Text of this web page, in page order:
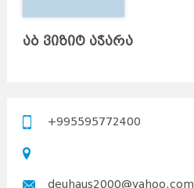
აბ ვიზიტ აჭარა
+995595772400
deuhaus2000@yahoo.com